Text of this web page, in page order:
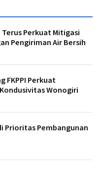
Perkuat Mitigasi
Pengiriman Air Bersih
FKPPI Perkuat
Wonogiri
Prioritas Pembangunan